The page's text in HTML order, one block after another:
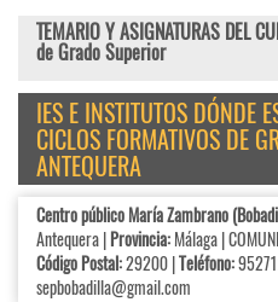
TEMARIO Y ASIGNATURAS DEL
de Grado Superior
IES E INSTITUTOS DÓNDE
CICLOS FORMATIVOS DE
ANTEQUERA
Centro público María Zambrano
Antequera |Provincia:Málaga |
Código Postal:29200 |Teléfono:
sepbobadilla@gmail.com